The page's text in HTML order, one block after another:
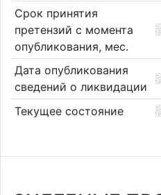
Срок принятия
претензий с момента
опубликования, мес.
Дата опубликования
сведений о ликвидации
Текущее состояние